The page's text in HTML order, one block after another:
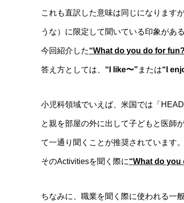
これも直訳した意味は同じになりますが
うな）に限定して聞いている印象があ
今回紹介した“What do you do for
答え方としては、 “I like〜” または“I
小児科領域でいえば、米国では「
と親を部屋の外に出して子どもと医師
て一通り聞くことが推奨されています。
そのActivitiesを聞く際に“What do you
ちなみに、職業を聞く際に使われる一般